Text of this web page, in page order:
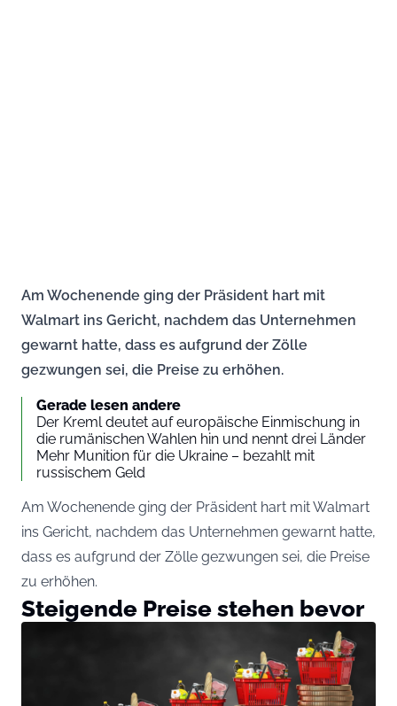
Am Wochenende ging der Präsident hart mit
Walmart ins Gericht, nachdem das Unternehmen
gewarnt hatte, dass es aufgrund der Zölle
gezwungen sei, die Preise zu erhöhen.
Gerade lesen andere
Der Kreml deutet auf europäische Einmischung in
die rumänischen Wahlen hin und nennt drei Länder
Mehr Munition für die Ukraine – bezahlt mit
russischem Geld
Am Wochenende ging der Präsident hart mit Walmart
ins Gericht, nachdem das Unternehmen gewarnt hatte,
dass es aufgrund der Zölle gezwungen sei, die Preise
zu erhöhen.
Steigende Preise stehen bevor